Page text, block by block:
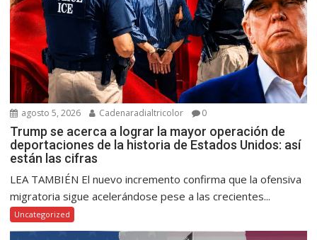
agosto 5, 2026 Cadenaradialtricolor 0
Trump se acerca a lograr la mayor operación de
deportaciones de la historia de Estados Unidos: así
están las cifras
LEA TAMBIÉN El nuevo incremento confirma que la ofensiva
migratoria sigue acelerándose pese a las crecientes...
Uncategorized